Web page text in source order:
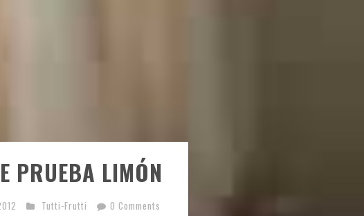
PRUEBA LIMÓN
Tutti-Frutti 0 Comments